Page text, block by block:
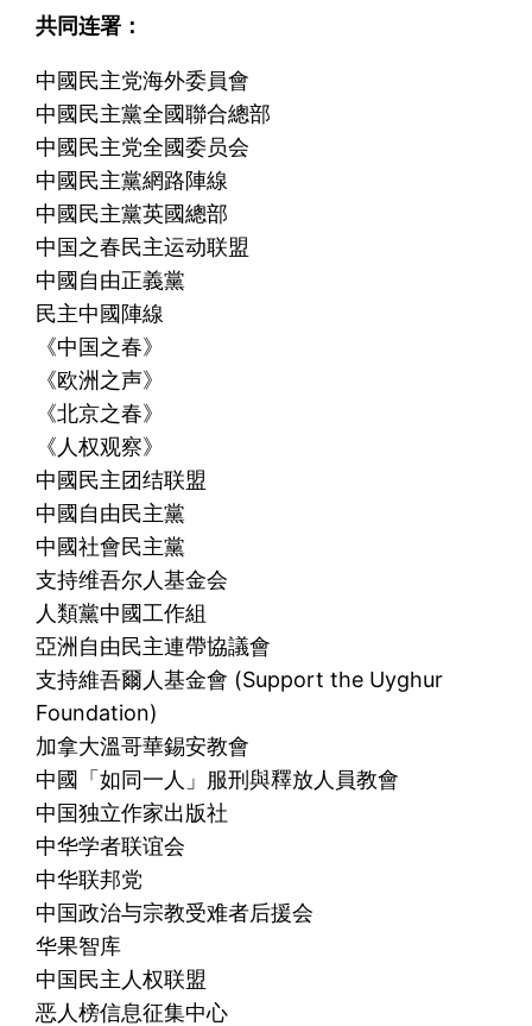
共同连署：
中國民主党海外委員會
中國民主黨全國聯合總部
中國民主党全國委员会
中國民主黨網路陣線
中國民主黨英國總部
中国之春民主运动联盟
中國自由正義黨
民主中國陣線
《中国之春》
《欧洲之声》
《北京之春》
《人权观察》
中國民主团结联盟
中國自由民主黨
中國社會民主黨
支持维吾尔人基金会
人類黨中國工作組
亞洲自由民主連帶協議會
支持維吾爾人基金會 (Support the Uyghur
Foundation)
加拿大溫哥華錫安教會
中國「如同一人」服刑與釋放人員教會
中国独立作家出版社
中华学者联谊会
中华联邦党
中国政治与宗教受难者后援会
华果智库
中国民主人权联盟
恶人榜信息征集中心